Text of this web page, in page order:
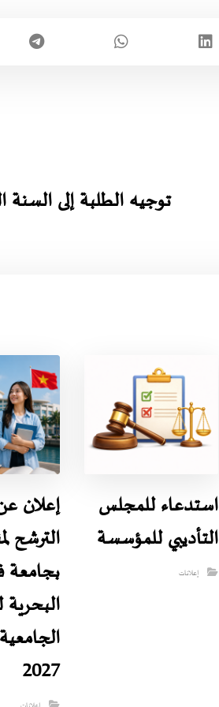
توجيه الطلبة إلى السنة
استدعاء للمجلس
التأديبي للمؤسسة
إعلانات
إعلان
الترشح
بجامعة
2027